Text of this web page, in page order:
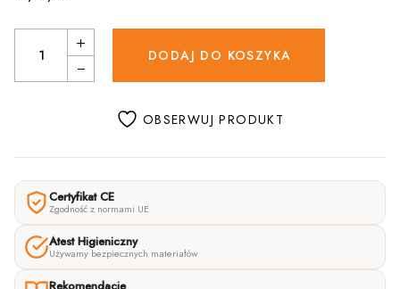
Zestaw Taternika 3w1 bujak + ścianka wspinaczkowa + drabinka
DODAJ DO KOSZYKA
OBSERWUJ PRODUKT
Certyfikat CE
Zgodność z normami UE
Atest Higieniczny
Używamy bezpiecznych materiałów